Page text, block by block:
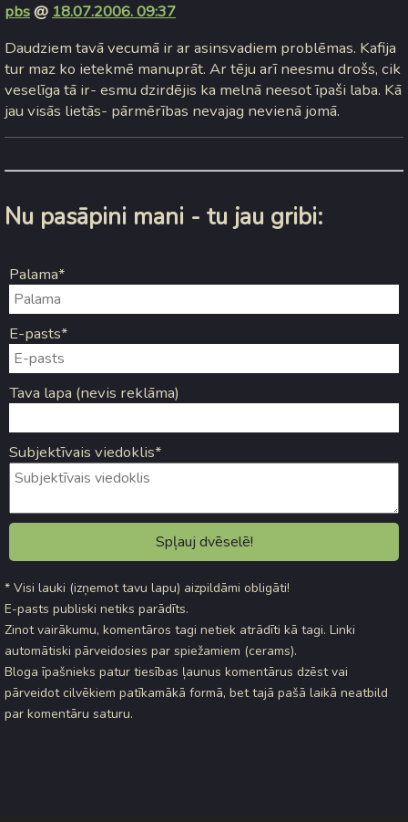
pbs@ 18.07.2006. 09:37
Daudziem tavā vecumā ir ar asinsvadiem problēmas. Kafija
tur maz ko ietekmē manuprāt. Ar tēju arī neesmu drošs, cik
veselīga tā ir- esmu dzirdējis ka melnā neesot īpaši laba. Kā
jau visās lietās- pārmērības nevajag nevienā jomā.
Nu pasāpini mani - tu jau gribi:
Palama*
E-pasts*
Tava lapa (nevis reklāma)
Subjektīvais viedoklis*
* Visi lauki (izņemot tavu lapu) aizpildāmi obligāti!
E-pasts publiski netiks parādīts.
Zinot vairākumu, komentāros tagi netiek atrādīti kā tagi. Linki
automātiski pārveidosies par spiežamiem (cerams).
Bloga īpašnieks patur tiesības ļaunus komentārus dzēst vai
pārveidot cilvēkiem patīkamākā formā, bet tajā pašā laikā neatbild
par komentāru saturu.